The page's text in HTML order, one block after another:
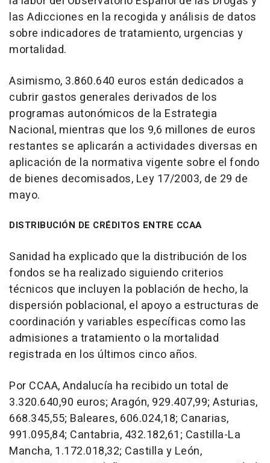
las Adicciones en la recogida y análisis de datos
sobre indicadores de tratamiento, urgencias y
mortalidad.
Asimismo, 3.860.640 euros están dedicados a
cubrir gastos generales derivados de los
programas autonómicos de la Estrategia
Nacional, mientras que los 9,6 millones de euros
restantes se aplicarán a actividades diversas en
aplicación de la normativa vigente sobre el fondo
de bienes decomisados, Ley 17/2003, de 29 de
mayo.
DISTRIBUCIÓN DE CRÉDITOS ENTRE CCAA
Sanidad ha explicado que la distribución de los
fondos se ha realizado siguiendo criterios
técnicos que incluyen la población de hecho, la
dispersión poblacional, el apoyo a estructuras de
coordinación y variables específicas como las
admisiones a tratamiento o la mortalidad
registrada en los últimos cinco años.
Por CCAA, Andalucía ha recibido un total de
3.320.640,90 euros; Aragón, 929.407,99; Asturias,
668.345,55; Baleares, 606.024,18; Canarias,
991.095,84; Cantabria, 432.182,61; Castilla-La
Mancha, 1.172.018,32; Castilla y León,